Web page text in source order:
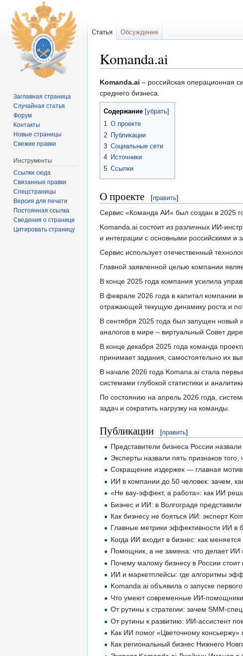
Komanda.ai
Komanda.ai – российская операционная
среднего бизнеса.
Содержание убрать
1 О проекте
2 Публикации
3 Социальные сети
4 Источники
5 Ссылки
О проекте [править]
Сервис «Команда АИ» был создан в 2025
Komanda.ai состоит из различных ИИ-
и интеграции с основными российскими
Сервис использует отечественный
Главной заявленной целью компании
В конце 2025 года компания усилила
В феврале 2026 года в капитал компании
отражающей текущую динамику роста и
В сентября 2025 года был запущен новый
аналогов в мире – виртуальный Совет
В конце декабря 2025 года команда
принимает задания, самостоятельно их
В начале 2026 года Komana.ai стала
системами глубокой статистики и
По состоянию на апрель 2026 года,
задач и сократить нагрузку на команды.
Публикации [править]
Представители бизнеса России
Эксперты назвали пять признаков
Сокращение издержек — главная
ИИ в компании до 50 человек: зачем,
«Не вау-эффект, а работа»: как ИИ
Бизнес и ИИ: в Волгограде
Как бизнесу не бояться ИИ: эксперт
Главные метрики эффективности ИИ в
Когда ИИ входит в бизнес: как
Помощник, а не замена: что делает
Почему малому бизнесу в России
ИИ и маркетплейсы: где алгоритмы
Komanda.ai объявила о запуске
Что умеют современные ИИ-
От рутины к стратегии: зачем SMM-
От рутины к развитию: ИИ-ассистент
Как ИИ помог «Цветочному консьержу»
Как региональный бизнес Нижнего
Статья Обсуждение
Заглавная страница
Случайная статья
Форум
Контакты
Новые страницы
Свежие правки
Инструменты
Ссылки сюда
Связанные правки
Спецстраницы
Версия для печати
Постоянная ссылка
Сведения о странице
Цитировать страницу